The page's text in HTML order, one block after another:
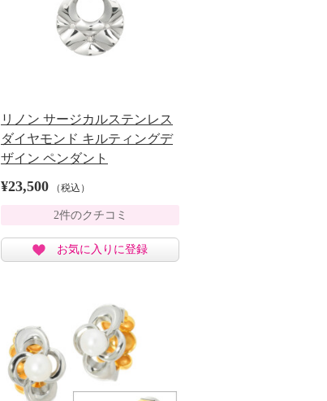
リノン サージカルステンレス
ダイヤモンド キルティングデ
ザイン ペンダント
¥23,500 （税込）
2件のクチコミ
お気に入りに登録